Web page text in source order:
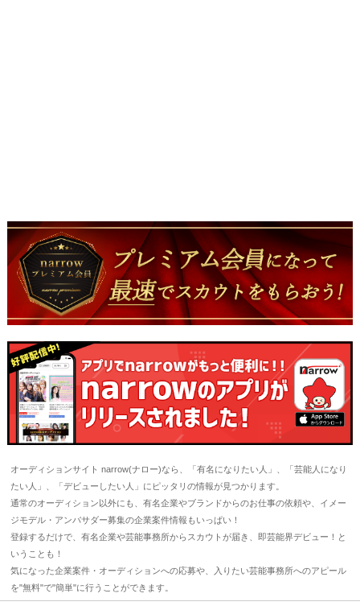
オーディションサイト narrow(ナロー)なら、「有名になりたい人」、「芸能人になり
たい人」、「デビューしたい人」にピッタリの情報が見つかります。
通常のオーディション以外にも、有名企業やブランドからのお仕事の依頼や、イメー
ジモデル・アンバサダー募集の企業案件情報もいっぱい！
登録するだけで、有名企業や芸能事務所からスカウトが届き、即芸能界デビュー！と
いうことも！
気になった企業案件・オーディションへの応募や、入りたい芸能事務所へのアピール
を"無料"で"簡単"に行うことができます。